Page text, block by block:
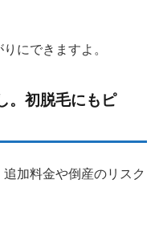
にできますよ。
。初脱毛にもピ
加料金や倒産のリスク